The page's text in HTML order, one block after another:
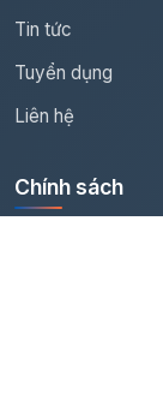
Tin tức
Tuyển dụng
Liên hệ
Chính sách